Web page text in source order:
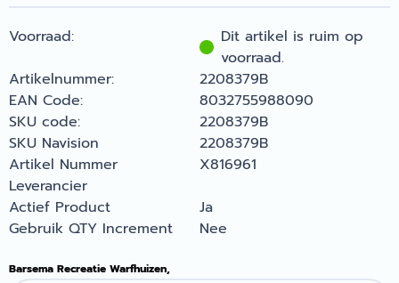
Voorraad:
Dit artikel is ruim op
voorraad.
Artikelnummer:
2208379B
EAN Code:
8032755988090
SKU code:
2208379B
SKU Navision
2208379B
Artikel Nummer
Leverancier
X816961
Actief Product
Ja
Gebruik QTY Increment
Nee
Barsema Recreatie Warfhuizen,